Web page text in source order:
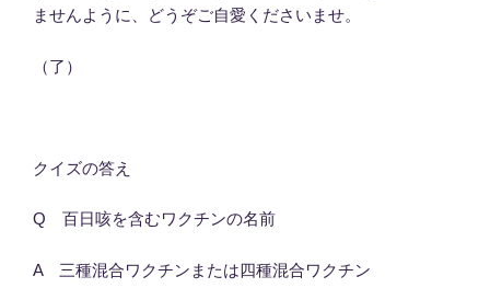
ませんように、どうぞご自愛くださいませ。
（了）
クイズの答え
Q 百日咳を含むワクチンの名前
A 三種混合ワクチンまたは四種混合ワクチン